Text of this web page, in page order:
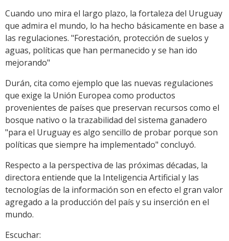
Cuando uno mira el largo plazo, la fortaleza del Uruguay
que admira el mundo, lo ha hecho básicamente en base a
las regulaciones. "Forestación, protección de suelos y
aguas, políticas que han permanecido y se han ido
mejorando"
Durán, cita como ejemplo que las nuevas regulaciones
que exige la Unión Europea como productos
provenientes de países que preservan recursos como el
bosque nativo o la trazabilidad del sistema ganadero
"para el Uruguay es algo sencillo de probar porque son
políticas que siempre ha implementado" concluyó.
Respecto a la perspectiva de las próximas décadas, la
directora entiende que la Inteligencia Artificial y las
tecnologías de la información son en efecto el gran valor
agregado a la producción del país y su inserción en el
mundo.
Escuchar: